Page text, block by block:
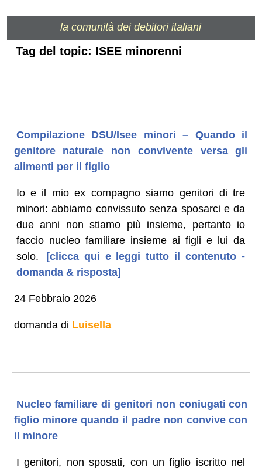
la comunità dei debitori italiani
Tag del topic: ISEE minorenni
Compilazione DSU/Isee minori – Quando il
genitore naturale non convivente versa gli
alimenti per il figlio
Io e il mio ex compagno siamo genitori di tre
minori: abbiamo convissuto senza sposarci e da
due anni non stiamo più insieme, pertanto io
faccio nucleo familiare insieme ai figli e lui da
solo.
[clicca qui e leggi tutto il contenuto -
domanda & risposta]
24 Febbraio 2026
domanda di Luisella
Nucleo familiare di genitori non coniugati con
figlio minore quando il padre non convive con
il minore
I genitori, non sposati, con un figlio iscritto nel